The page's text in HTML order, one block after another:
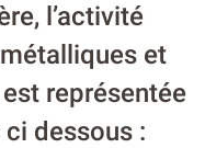
l’activité
et
représentée
dessous :